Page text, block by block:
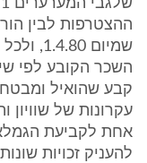
ההצטרפות לבין
השכר הקובע לפי
קבע שהואיל
עקרונות של
אחת לקביעת
להעניק זכויות